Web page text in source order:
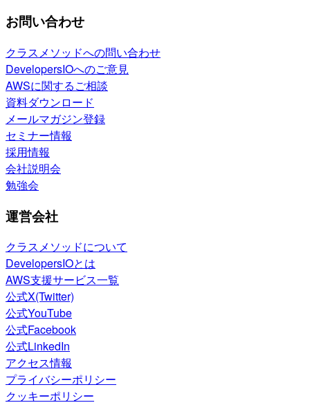
お問い合わせ
クラスメソッドへの問い合わせ
DevelopersIOへのご意見
AWSに関するご相談
資料ダウンロード
メールマガジン登録
セミナー情報
採用情報
会社説明会
勉強会
運営会社
クラスメソッドについて
DevelopersIOとは
AWS支援サービス一覧
公式X(Twitter)
公式YouTube
公式Facebook
公式LinkedIn
アクセス情報
プライバシーポリシー
クッキーポリシー